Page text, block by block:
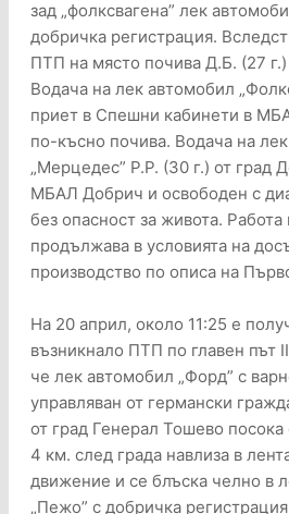
зад „фолксвагена” лек
добричка регистрация.
ПТП на място почива Д.Б. (27 г.)
Водача на лек автомобил
приет в Спешни кабинети в
по-късно почива. Водача на
„Мерцедес” Р.Р. (30 г.) от град
МБАЛ Добрич и освободен с
без опасност за живота. Работа
продължава в условията на
производство по описа на
На 20 април, около 11:25 е
възникнало ПТП по главен път
че лек автомобил „Форд” с
управляван от германски
от град Генерал Тошево
4 км. след града навлиза в
движение и се блъска челно в
„Пежо” с добричка